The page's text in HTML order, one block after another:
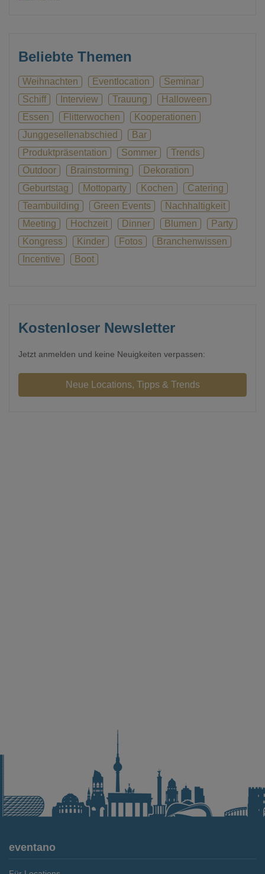
Beliebte Themen
Weihnachten Eventlocation
Seminar
Schiff
Interview Trauung
Halloween
Essen
Flitterwochen
Kooperationen
Junggesellenabschied
Bar
Produktpräsentation
Sommer
Trends
Outdoor
Brainstorming
Dekoration
Geburtstag
Mottoparty Kochen
Catering
Teambuilding
Green Events
Nachhaltigkeit
Meeting
Hochzeit Dinner Blumen
Party
Kongress
Kinder Fotos
Branchenwissen
Incentive
Boot
Kostenloser Newsletter
Jetzt anmelden und keine Neuigkeiten verpassen:
eventano